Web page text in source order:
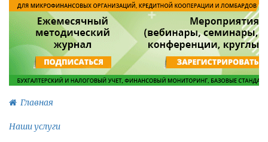
Главная
Наши услуги